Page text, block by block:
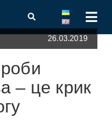
26.03.2019
– це крик